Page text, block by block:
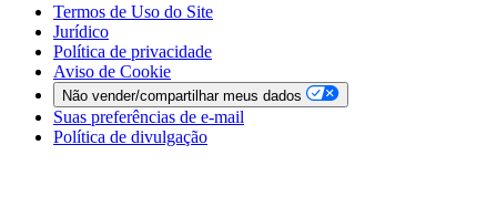
Termos de Uso do Site
Jurídico
Política de privacidade
Aviso de Cookie
Não vender/compartilhar meus dados
Suas preferências de e-mail
Política de divulgação